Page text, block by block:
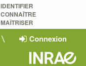
IDENTIFIER
CONNAÎTRE
MAÎTRISER
Connexion